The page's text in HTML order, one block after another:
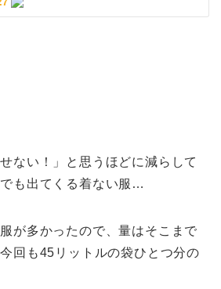
ない！」と思うほどに減らして
も出てくる着ない服…
が多かったので、量はそこまで
回も45リットルの袋ひとつ分の